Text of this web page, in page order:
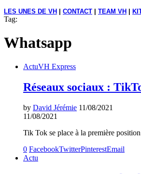
LES UNES DE VH CONTACT TEAM VH
Tag:
Whatsapp
ActuVH Express
Réseaux sociaux :
by David Jérémie 11/08/2021
11/08/2021
Tik Tok se place à la première
0 FacebookTwitterPinterestEmail
Actu